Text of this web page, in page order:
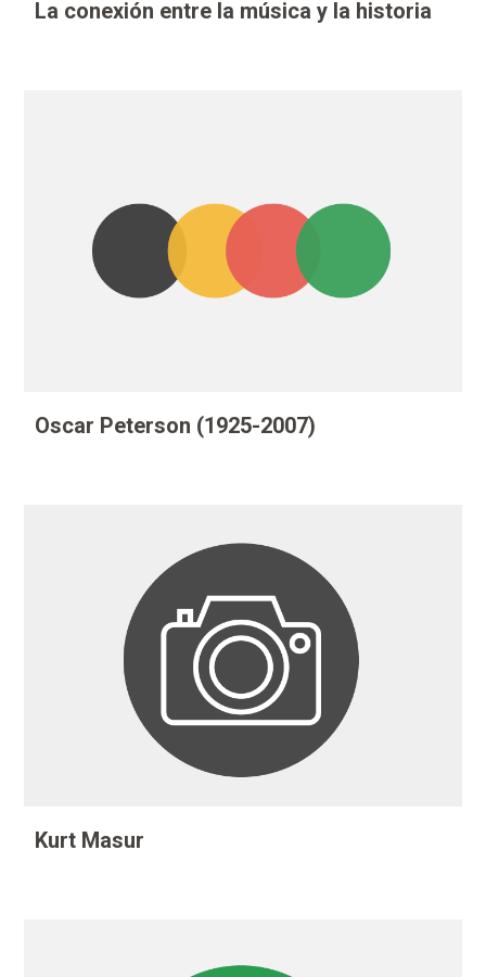
La conexión entre la música y la historia
Oscar Peterson (1925-2007)
Kurt Masur